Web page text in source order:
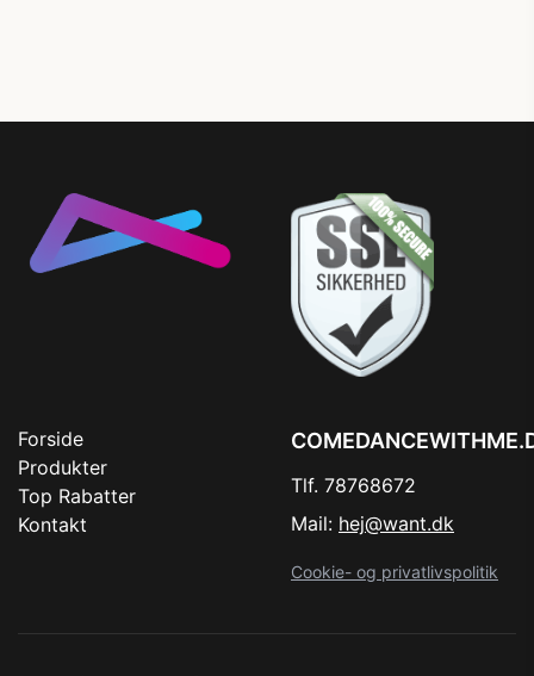
Forside
Produkter
Top Rabatter
Kontakt
Tlf. 78768672
Mail: hej@want.dk
Cookie- og privatlivspolitik